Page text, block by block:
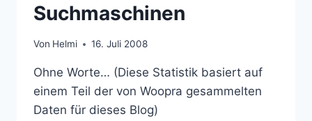
Suchmaschinen
Von Helmi 16. Juli 2008
Ohne Worte… (Diese Statistik basiert auf
einem Teil der von Woopra gesammelten
Daten für dieses Blog)